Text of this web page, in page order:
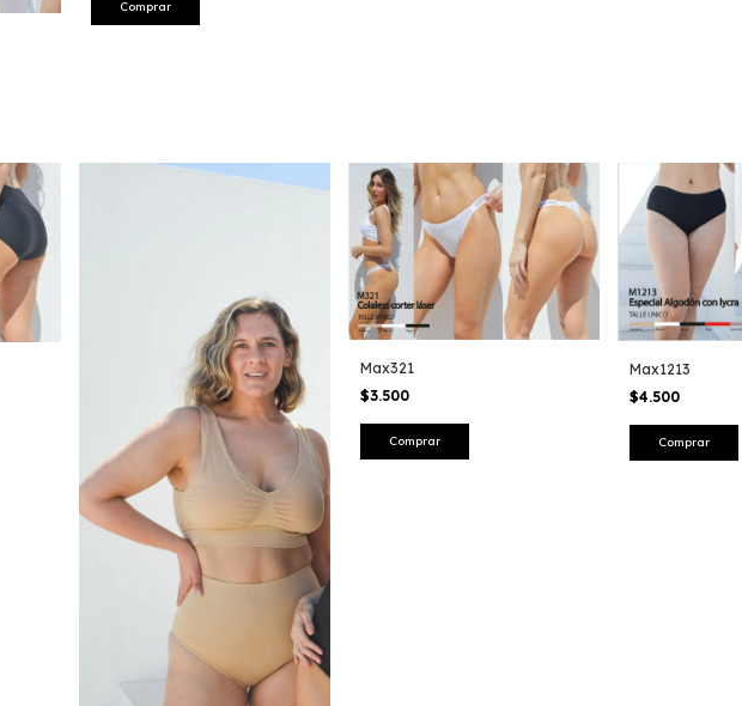
Comprar
Max321
$3.500
Comprar
Max1213
$4.500
Comprar